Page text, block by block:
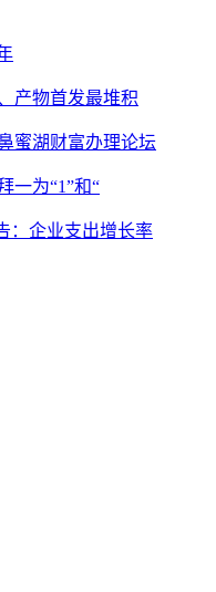
产物首发最堆积
蜜湖财富办理论坛
一为“1”和“
：企业支出增长率